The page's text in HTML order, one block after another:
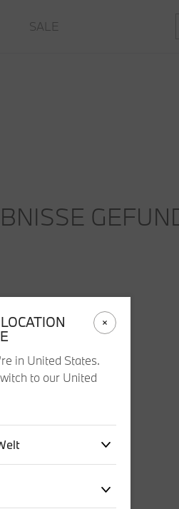
SALE
in United States.
to our United